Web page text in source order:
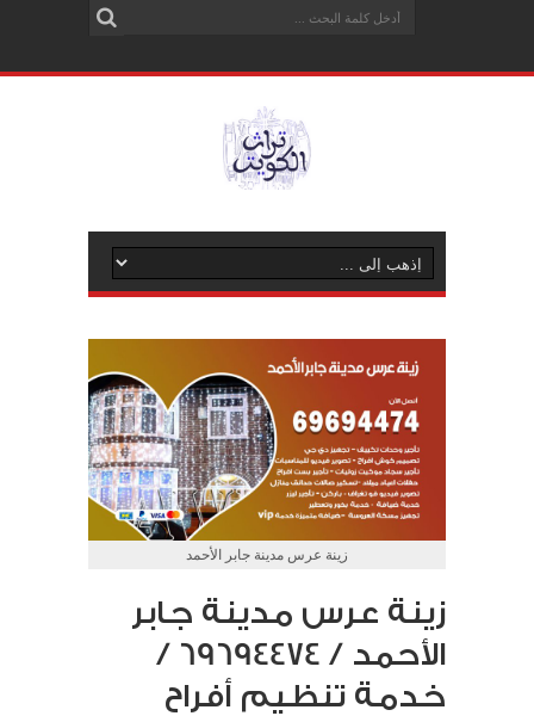
زينة عرس مدينة جابر الأحمد
زينة عرس مدينة جابر
الأحمد / 69694474 /
خدمة تنظيم أفراح